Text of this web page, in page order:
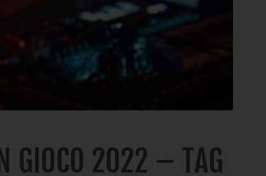
GIOCO 2022 – TAG